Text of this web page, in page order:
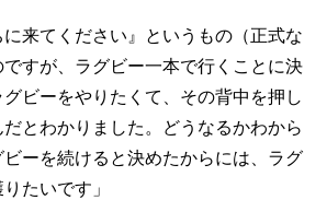
に来てください』というもの（正式な
すが、ラグビー一本で行くことに決
ビーをやりたくて、その背中を押し
とわかりました。どうなるかわから
ーを続けると決めたからには、ラグ
たいです」